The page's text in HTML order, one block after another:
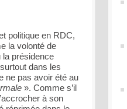
politique en RDC,
la volonté de
la présidence
dans les
ne pas avoir été au
». Comme s’il
à son